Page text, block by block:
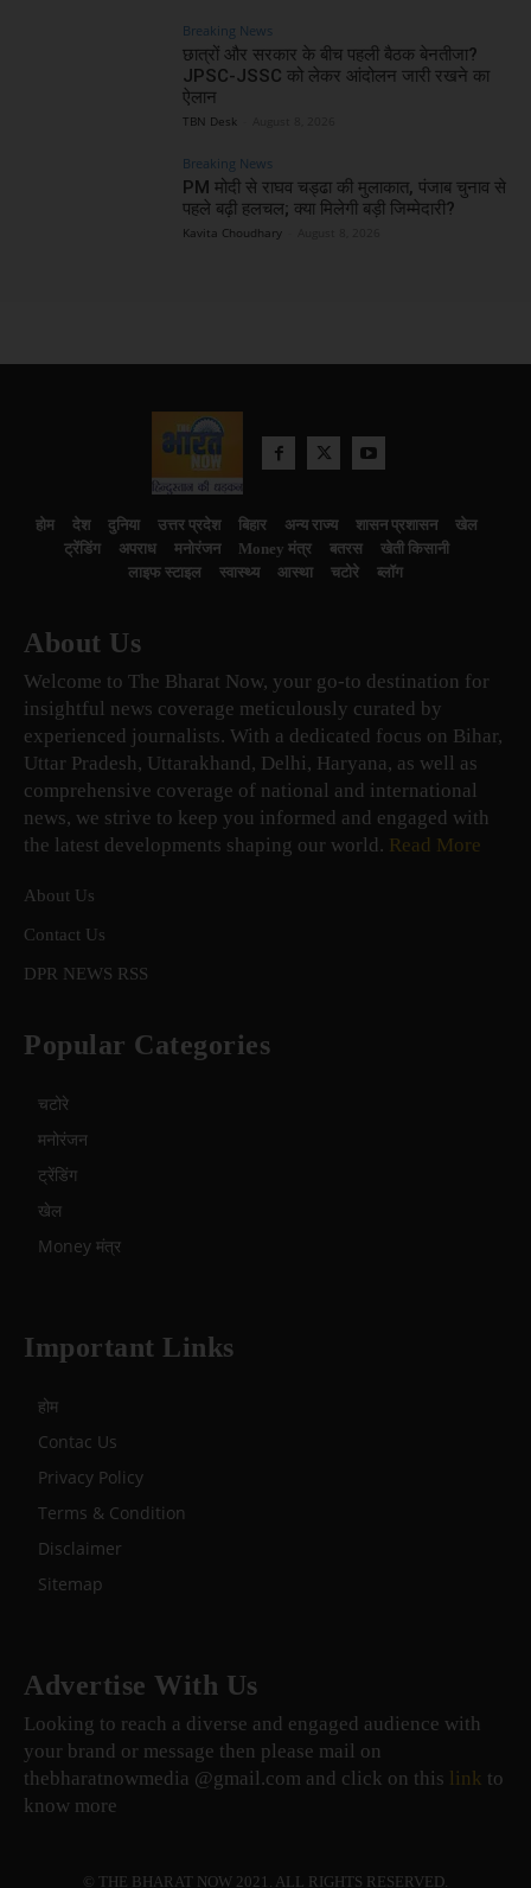
Breaking News
छात्रों और सरकार के बीच पहली बैठक बेनतीजा?
JPSC-JSSC को लेकर आंदोलन जारी रखने का
ऐलान
TBN Desk
Breaking News
PM मोदी से राघव चड्ढा की मुलाकात, पंजाब चुनाव से
पहले बढ़ी हलचल; क्या मिलेगी बड़ी जिम्मेदारी?
Kavita Choudhary
होम देश दुनिया उत्तर प्रदेश बिहार अन्य राज्य शासन प्रशासन
खेल
ट्रेंडिंग
अपराध मनोरंजन Money मंत्र बतरस
खेती किसानी
लाइफ स्टाइल
स्वास्थ्य आस्था चटोरे ब्लॉग
About Us
Welcome to The Bharat Now, your go-to destination for
insightful news coverage meticulously curated by
experienced journalists. With a dedicated focus on Bihar,
Uttar Pradesh, Uttarakhand, Delhi, Haryana, as well as
comprehensive coverage of national and international
news, we strive to keep you informed and engaged with
the latest developments shaping our world. Read More
About Us
Contact Us
DPR NEWS RSS
Popular Categories
चटोरे
मनोरंजन
ट्रेंडिंग
खेल
Money मंत्र
Important Links
होम
Contac Us
Privacy Policy
Terms & Condition
Disclaimer
Sitemap
Advertise With Us
Looking to reach a diverse and engaged audience with
your brand or message then please mail on
thebharatnowmedia @gmail.com and click on this link to
know more
© THE BHARAT NOW 2021. ALL RIGHTS RESERVED.